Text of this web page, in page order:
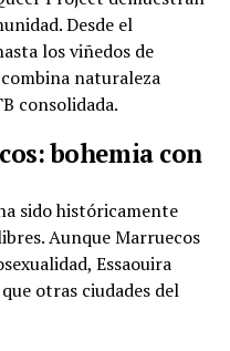
Desde el
los viñedos de
naturaleza
consolidada.
bohemia con
sido históricamente
Aunque Marruecos
Essaouira
otras ciudades del